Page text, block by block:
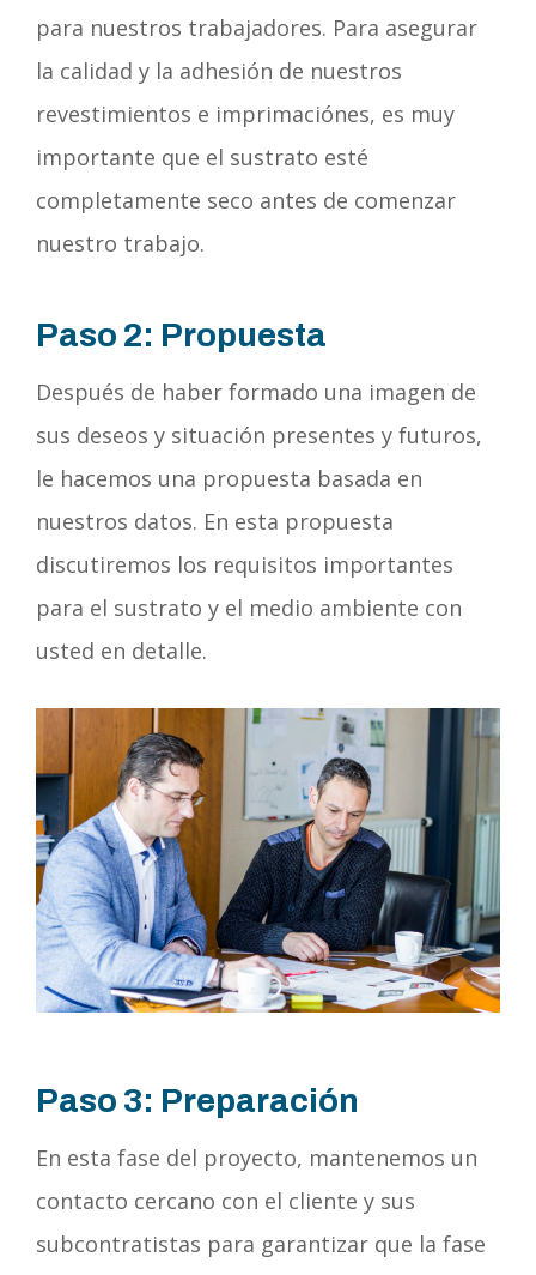
para nuestros trabajadores. Para asegurar
la calidad y la adhesión de nuestros
revestimientos e imprimaciónes, es muy
importante que el sustrato esté
completamente seco antes de comenzar
nuestro trabajo.
Paso 2: Propuesta
Después de haber formado una imagen de
sus deseos y situación presentes y futuros,
le hacemos una propuesta basada en
nuestros datos. En esta propuesta
discutiremos los requisitos importantes
para el sustrato y el medio ambiente con
usted en detalle.
Paso 3: Preparación
En esta fase del proyecto, mantenemos un
contacto cercano con el cliente y sus
subcontratistas para garantizar que la fase